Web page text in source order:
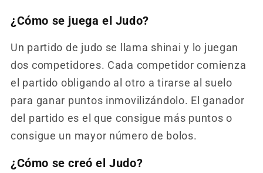
¿Cómo se juega el Judo?
Un partido de judo se llama shinai y lo juegan
dos competidores. Cada competidor comienza
el partido obligando al otro a tirarse al suelo
para ganar puntos inmovilizándolo. El ganador
del partido es el que consigue más puntos o
consigue un mayor número de bolos.
¿Cómo se creó el Judo?